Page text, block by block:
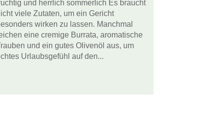
und herrlich sommerlich Es braucht
viele Zutaten, um ein Gericht
wirken zu lassen. Manchmal
eine cremige Burrata, aromatische
und ein gutes Olivenöl aus, um
Urlaubsgefühl auf den...